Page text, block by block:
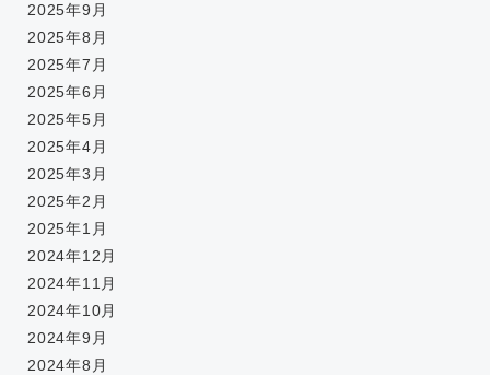
2025年9月
2025年8月
2025年7月
2025年6月
2025年5月
2025年4月
2025年3月
2025年2月
2025年1月
2024年12月
2024年11月
2024年10月
2024年9月
2024年8月